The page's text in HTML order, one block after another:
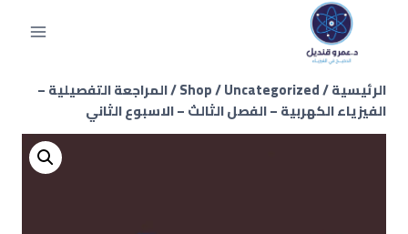
الرئيسية/
Shop/Uncategorized
/المراجعة التفصيلية –
الفيزياء الكهربية – الفصل الثالث – الاسبوع الثاني